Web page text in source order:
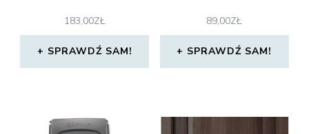
183,00ZŁ
SPRAWDŹ SAM!
89,00ZŁ
SPRAWDŹ SAM!